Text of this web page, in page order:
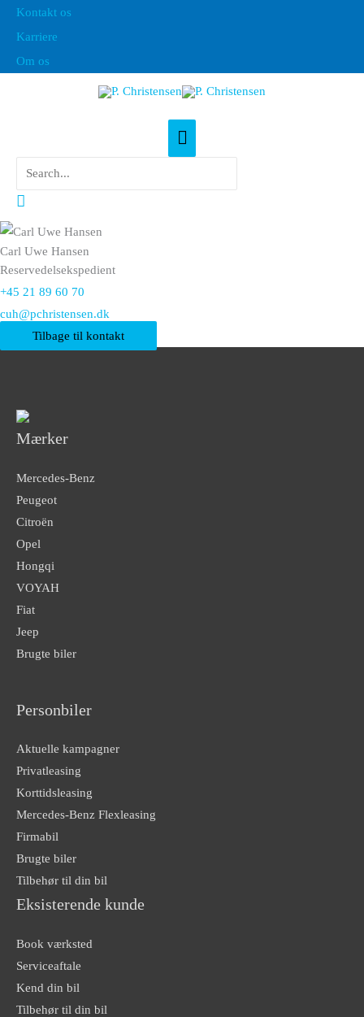
Kontakt os
Karriere
Om os
Hovedmenu
efter:
Søg
Carl Uwe Hansen
Reservedelsekspedient
+45 21 89 60 70
cuh@pchristensen.dk
Tilbage til kontakt
Mærker
Mercedes-Benz
Peugeot
Citroën
Opel
Hongqi
VOYAH
Fiat
Jeep
Brugte biler
Personbiler
Aktuelle kampagner
Privatleasing
Korttidsleasing
Mercedes-Benz Flexleasing
Firmabil
Brugte biler
Tilbehør til din bil
Eksisterende kunde
Book værksted
Serviceaftale
Kend din bil
Tilbehør til din bil